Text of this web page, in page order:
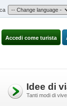
Accedi come turista
Idee di
Tanti modi di